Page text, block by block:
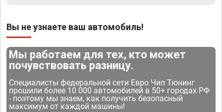
Вы не узнаете ваш автомобиль!
Мы работаем для тех, кто может
почувствовать разницу.
Специалисты федеральной сети Евро Чип Тюнинг
прошили более 10 000 автомобилей в 50+ городах РФ
- поэтому мы знаем, как получить безопасный
максимум от каждой машины!